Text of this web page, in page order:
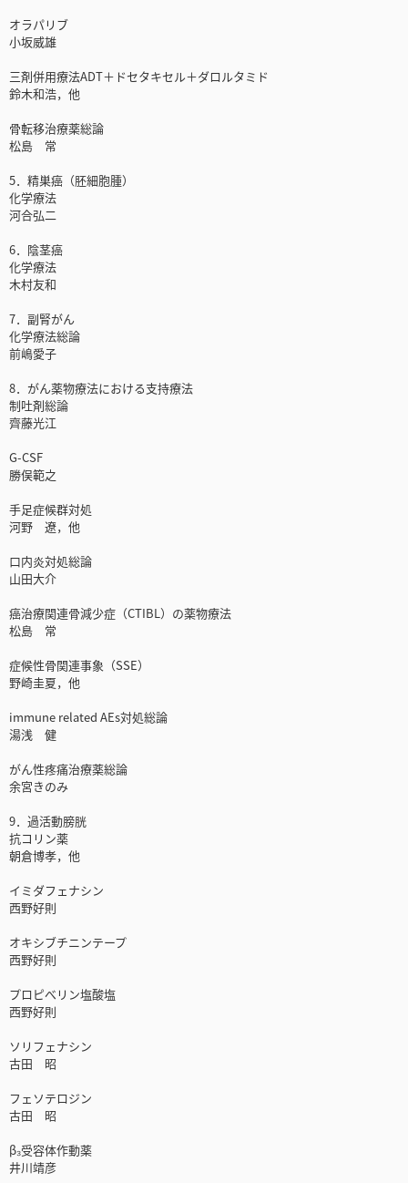
オラパリブ
小坂威雄
三剤併用療法ADT＋ドセタキセル＋ダロルタミド
鈴木和浩，他
骨転移治療薬総論
松島 常
5．精巣癌（胚細胞腫）
化学療法
河合弘二
6．陰茎癌
化学療法
木村友和
7．副腎がん
化学療法総論
前嶋愛子
8．がん薬物療法における支持療法
制吐剤総論
齊藤光江
G-CSF
勝俣範之
手足症候群対処
河野 遼，他
口内炎対処総論
山田大介
癌治療関連骨減少症（CTIBL）の薬物療法
松島 常
症候性骨関連事象（SSE）
野崎圭夏，他
immune related AEs対処総論
湯浅 健
がん性疼痛治療薬総論
余宮きのみ
9．過活動膀胱
抗コリン薬
朝倉博孝，他
イミダフェナシン
西野好則
オキシブチニンテープ
西野好則
プロピべリン塩酸塩
西野好則
ソリフェナシン
古田 昭
フェソテロジン
古田 昭
β₃受容体作動薬
井川靖彦